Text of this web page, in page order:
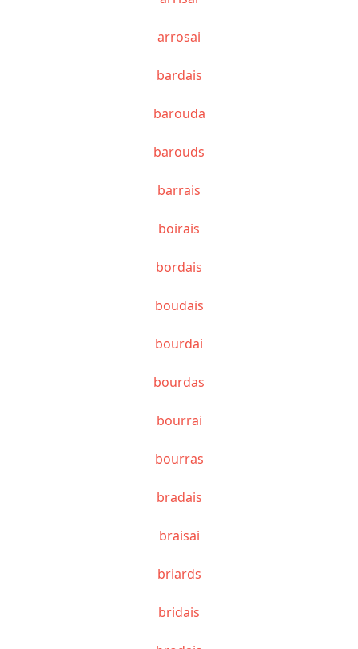
arrosai
bardais
barouda
barouds
barrais
boirais
bordais
boudais
bourdai
bourdas
bourrai
bourras
bradais
braisai
briards
bridais